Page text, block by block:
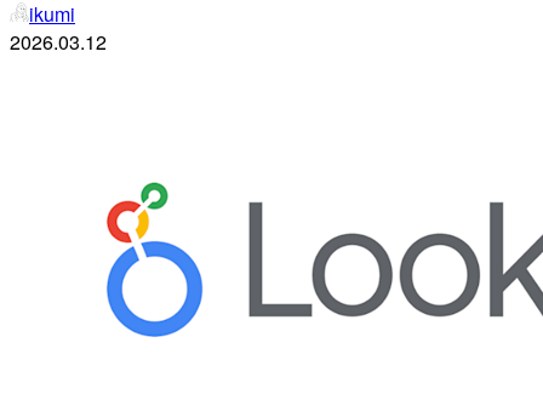
ikumi
2026.03.12